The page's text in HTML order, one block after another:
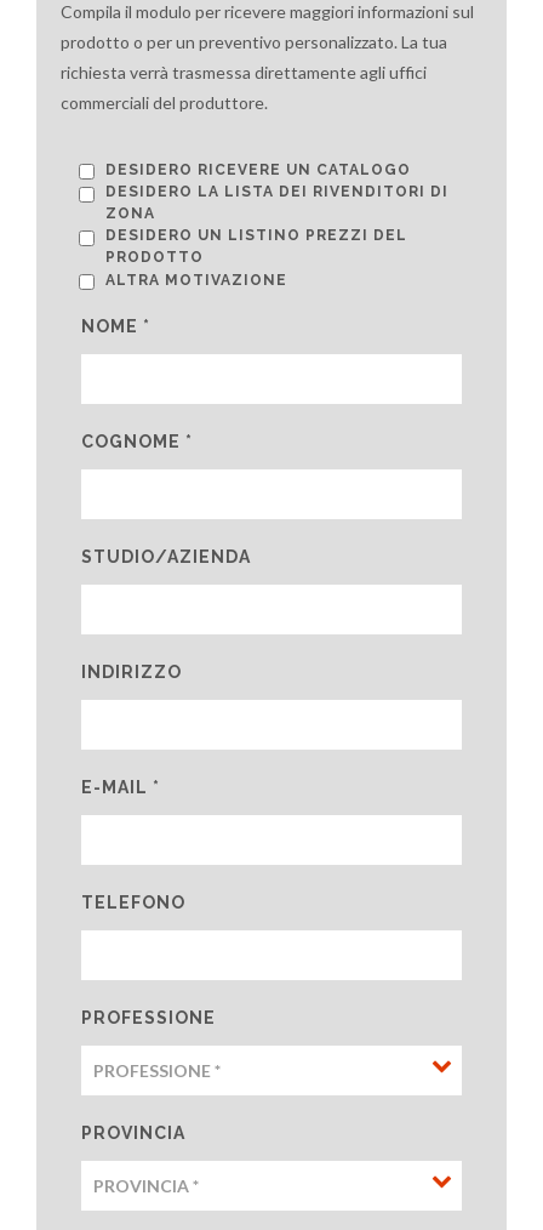
Compila il modulo per ricevere maggiori informazioni sul
prodotto o per un preventivo personalizzato. La tua
richiesta verrà trasmessa direttamente agli uffici
commerciali del produttore.
DESIDERO RICEVERE UN CATALOGO
DESIDERO LA LISTA DEI RIVENDITORI DI
ZONA
DESIDERO UN LISTINO PREZZI DEL
PRODOTTO
ALTRA MOTIVAZIONE
NOME *
COGNOME *
STUDIO/AZIENDA
INDIRIZZO
E-MAIL *
TELEFONO
PROFESSIONE
PROVINCIA